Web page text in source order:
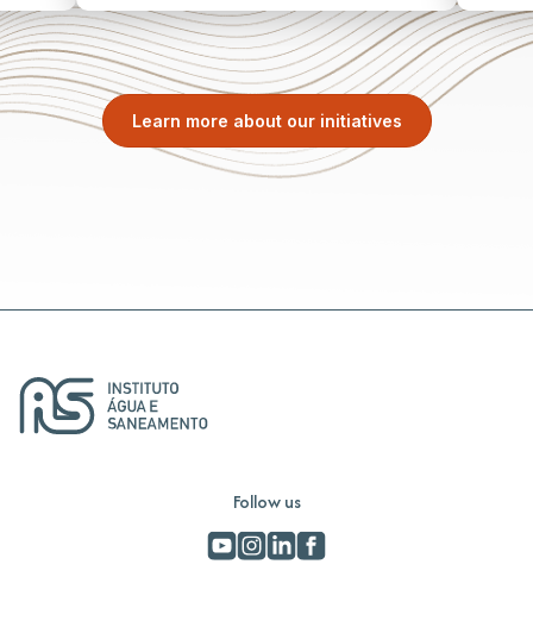
Learn more about our initiatives
Follow us